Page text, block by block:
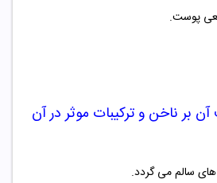
پوست.
آن بر ناخن و ترکیبات موثر در آن
سالم می گردد.